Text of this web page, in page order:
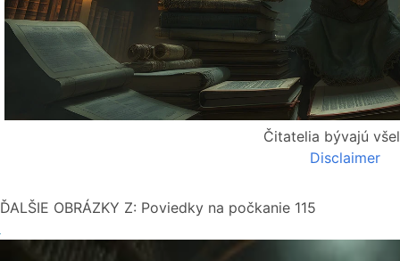
Čitatelia bývajú
Disclaimer
ĎALŠIE OBRÁZKY Z: Poviedky na počkanie 115